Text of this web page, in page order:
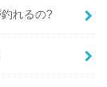
れるの?